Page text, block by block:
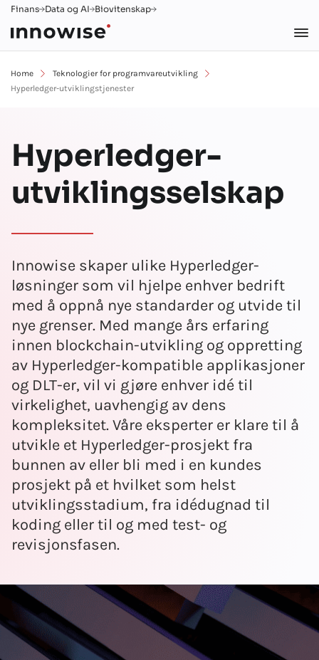
Finans Data og AI Biovitenskap
Home
Teknologier for programvareutvikling
Hyperledger-utviklingstjenester
Hyperledger-
utviklingsselskap
Innowise skaper ulike Hyperledger-
løsninger som vil hjelpe enhver bedrift
med å oppnå nye standarder og utvide til
nye grenser. Med mange års erfaring
innen blockchain-utvikling og oppretting
av Hyperledger-kompatible applikasjoner
og DLT-er, vil vi gjøre enhver idé til
virkelighet, uavhengig av dens
kompleksitet. Våre eksperter er klare til å
utvikle et Hyperledger-prosjekt fra
bunnen av eller bli med i en kundes
prosjekt på et hvilket som helst
utviklingsstadium, fra idédugnad til
koding eller til og med test- og
revisjonsfasen.